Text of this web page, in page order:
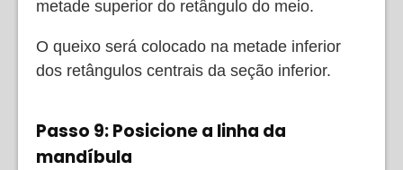
metade superior do retângulo do meio.
O queixo será colocado na metade inferior
dos retângulos centrais da seção inferior.
Passo 9: Posicione a linha da
mandíbula